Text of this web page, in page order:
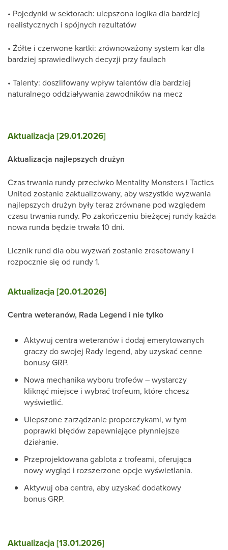
• Pojedynki w sektorach: ulepszona logika dla bardziej
realistycznych i spójnych rezultatów
• Żółte i czerwone kartki: zrównoważony system kar dla
bardziej sprawiedliwych decyzji przy faulach
• Talenty: doszlifowany wpływ talentów dla bardziej
naturalnego oddziaływania zawodników na mecz
Aktualizacja [29.01.2026]
Aktualizacja najlepszych drużyn
Czas trwania rundy przeciwko Mentality Monsters i Tactics
United zostanie zaktualizowany, aby wszystkie wyzwania
najlepszych drużyn były teraz zrównane pod względem
czasu trwania rundy. Po zakończeniu bieżącej rundy każda
nowa runda będzie trwała 10 dni.
Licznik rund dla obu wyzwań zostanie zresetowany i
rozpocznie się od rundy 1.
Aktualizacja [20.01.2026]
Centra weteranów, Rada Legend i nie tylko
Aktywuj centra weteranów i dodaj emerytowanych
graczy do swojej Rady legend, aby uzyskać cenne
bonusy GRP.
Nowa mechanika wyboru trofeów – wystarczy
kliknąć miejsce i wybrać trofeum, które chcesz
wyświetlić.
Ulepszone zarządzanie proporczykami, w tym
poprawki błędów zapewniające płynniejsze
działanie.
Przeprojektowana gablota z trofeami, oferująca
nowy wygląd i rozszerzone opcje wyświetlania.
Aktywuj oba centra, aby uzyskać dodatkowy
bonus GRP.
Aktualizacja [13.01.2026]